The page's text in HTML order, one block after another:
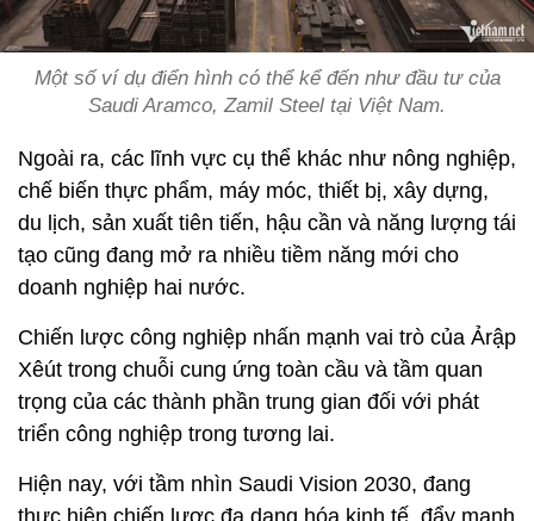
Một số ví dụ điển hình có thể kể đến như đầu tư của
Saudi Aramco, Zamil Steel tại Việt Nam.
Ngoài ra, các lĩnh vực cụ thể khác như nông nghiệp,
chế biến thực phẩm, máy móc, thiết bị, xây dựng,
du lịch, sản xuất tiên tiến, hậu cần và năng lượng tái
tạo cũng đang mở ra nhiều tiềm năng mới cho
doanh nghiệp hai nước.
Chiến lược công nghiệp nhấn mạnh vai trò của Ảrập
Xêút trong chuỗi cung ứng toàn cầu và tầm quan
trọng của các thành phần trung gian đối với phát
triển công nghiệp trong tương lai.
Hiện nay, với tầm nhìn Saudi Vision 2030, đang